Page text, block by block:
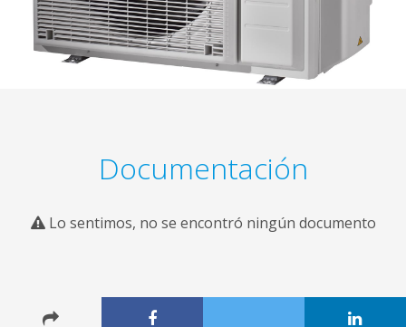
Documentación
Lo sentimos, no se encontró ningún documento